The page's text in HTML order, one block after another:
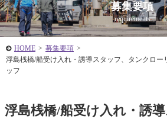
募集要項
requirements
HOME > 募集要項 >
浮島桟橋/船受け入れ・誘導スタッフ、タンクロー
ッフ
浮島桟橋/船受け入れ・誘